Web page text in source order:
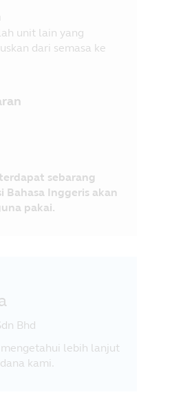
unit lain yang
dari semasa ke
sebarang
Bahasa Inggeris akan
pakai.
Bhd
lebih lanjut
kami.